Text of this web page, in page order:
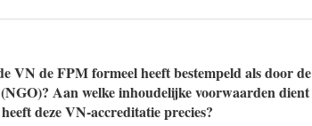
VN de FPM formeel heeft bestempeld als door de
Aan welke inhoudelijke voorwaarden dient
deze VN-accreditatie precies?